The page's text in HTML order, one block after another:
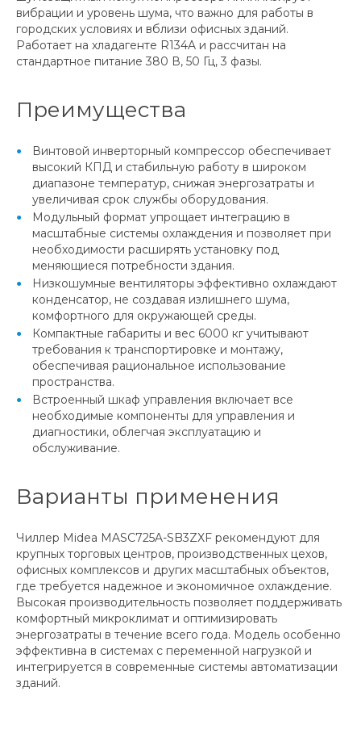
вибрации и уровень шума, что важно для работы в
городских условиях и вблизи офисных зданий.
Работает на хладагенте R134A и рассчитан на
стандартное питание 380 В, 50 Гц, 3 фазы.
Преимущества
Винтовой инверторный компрессор обеспечивает
высокий КПД и стабильную работу в широком
диапазоне температур, снижая энергозатраты и
увеличивая срок службы оборудования.
Модульный формат упрощает интеграцию в
масштабные системы охлаждения и позволяет при
необходимости расширять установку под
меняющиеся потребности здания.
Низкошумные вентиляторы эффективно охлаждают
конденсатор, не создавая излишнего шума,
комфортного для окружающей среды.
Компактные габариты и вес 6000 кг учитывают
требования к транспортировке и монтажу,
обеспечивая рациональное использование
пространства.
Встроенный шкаф управления включает все
необходимые компоненты для управления и
диагностики, облегчая эксплуатацию и
обслуживание.
Варианты применения
Чиллер Midea MASC725A-SB3ZXF рекомендуют для
крупных торговых центров, производственных цехов,
офисных комплексов и других масштабных объектов,
где требуется надежное и экономичное охлаждение.
Высокая производительность позволяет поддерживать
комфортный микроклимат и оптимизировать
энергозатраты в течение всего года. Модель особенно
эффективна в системах с переменной нагрузкой и
интегрируется в современные системы автоматизации
зданий.